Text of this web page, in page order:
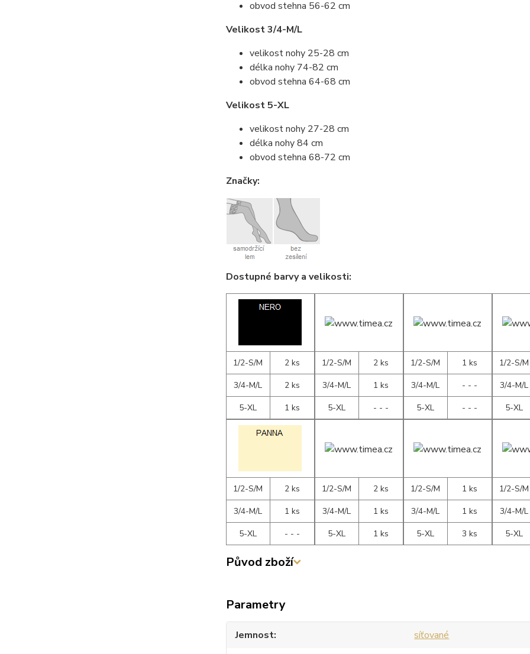
obvod stehna 56-62 cm
Velikost 3/4-M/L
velikost nohy 25-28 cm
délka nohy 74-82 cm
obvod stehna 64-68 cm
Velikost 5-XL
velikost nohy 27-28 cm
délka nohy 84 cm
obvod stehna 68-72 cm
Značky:
Dostupné barvy a velikosti:
1/2-S/M
2 ks
3/4-M/L
2 ks
5-XL
1 ks
1/2-S/M
2 ks
3/4-M/L
1 ks
5-XL
- - -
1/2-S/M
1 ks
3/4-M/L
- - -
5-XL
- - -
1/2-S/M
3/4-M/L
5-XL
1/2-S/M
2 ks
3/4-M/L
1 ks
5-XL
- - -
1/2-S/M
2 ks
3/4-M/L
1 ks
5-XL
1 ks
1/2-S/M
1 ks
3/4-M/L
1 ks
5-XL
3 ks
1/2-S/M
3/4-M/L
5-XL
Původ zboží
Parametry
Jemnost
síťované